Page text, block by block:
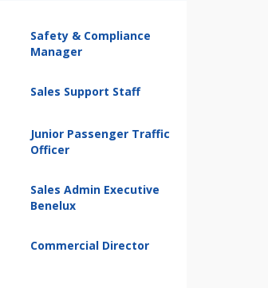
Safety & Compliance
Manager
Sales Support Staff
Junior Passenger Traffic
Officer
Sales Admin Executive
Benelux
Commercial Director